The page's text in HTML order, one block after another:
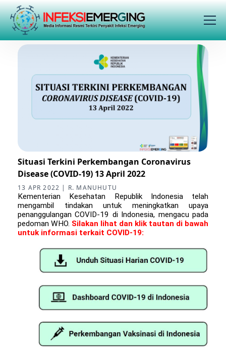
Situasi Terkini Perkembangan Coronavirus
Disease (COVID-19) 13 April 2022
13 APR 2022 | R. MANUHUTU
Kementerian Kesehatan Republik Indonesia telah
mengambil tindakan untuk meningkatkan upaya
penanggulangan COVID-19 di Indonesia, mengacu pada
pedoman WHO. Silakan lihat dan klik tautan di bawah
untuk informasi terkait COVID-19: